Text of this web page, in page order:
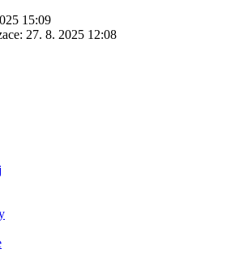
15:09
27. 8. 2025 12:08